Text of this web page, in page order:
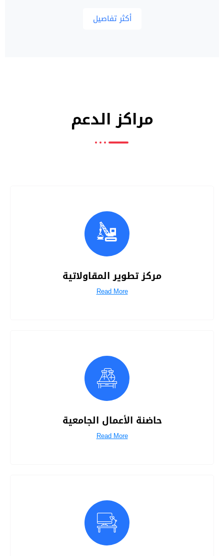
أكثر تفاصيل
مراكز الدعم
مركز تطوير المقاولاتية
Read More
حاضنة الأعمال الجامعية
Read More